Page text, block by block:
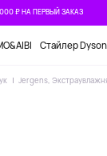
₽ НА ПЕРВЫЙ ЗАКАЗ
Стайлер Dyson
Jergens,